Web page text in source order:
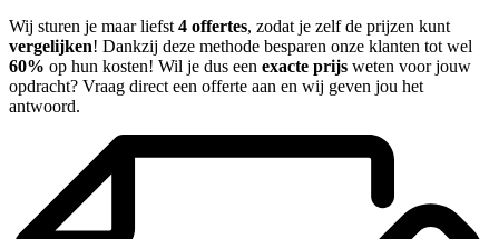
Wij sturen je maar liefst 4 offertes, zodat je zelf de prijzen kunt
vergelijken! Dankzij deze methode besparen onze klanten tot wel
60% op hun kosten! Wil je dus een exacte prijs weten voor jouw
opdracht? Vraag direct een offerte aan en wij geven jou het
antwoord.